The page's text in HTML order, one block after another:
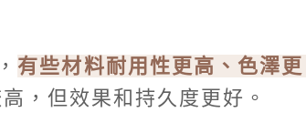
有些材料耐用性更高、色澤
，但效果和持久度更好。